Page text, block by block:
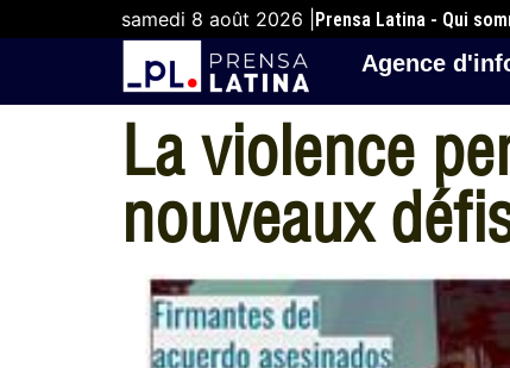
samedi 8 août 2026 | Prensa Latina - Qui
Agence
La violence
nouveaux